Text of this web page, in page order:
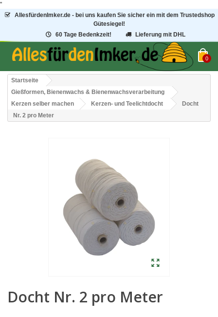
"
AllesfürdenImker.de - bei uns kaufen Sie sicher ein mit dem Trustedshop
Gütesiegel!
60 Tage Bedenkzeit!
Lieferung mit DHL
0
Startseite
Gießformen, Bienenwachs & Bienenwachsverarbeitung
Kerzen selber machen
Kerzen- und Teelichtdocht
Docht
Nr. 2 pro Meter
Docht Nr. 2 pro Meter